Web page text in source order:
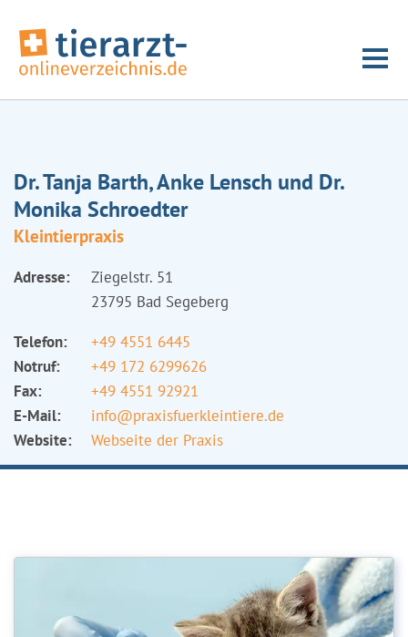
Dr. Tanja Barth, Anke Lensch und Dr.
Monika Schroedter
Kleintierpraxis
Adresse:
Ziegelstr. 51
23795 Bad Segeberg
Telefon:
+49 4551 6445
Notruf:
+49 172 6299626
Fax:
+49 4551 92921
E-Mail:
info@praxisfuerkleintiere.de
Website:
Webseite der Praxis